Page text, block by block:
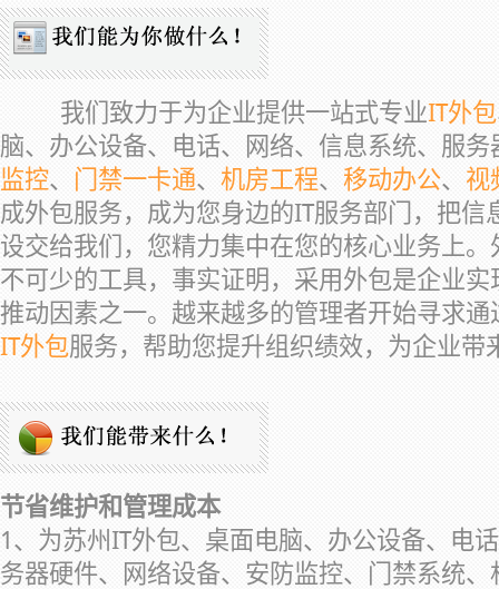
我们致力于为企业提供一站式专业IT外包
脑、办公设备、电话、网络、信息系统、服
监控、 门禁一卡通、 机房工程、 移动办公、 视
成外包服务，成为您身边的IT服务部门，把信
设交给我们，您精力集中在您的核心业务上
不可少的工具，事实证明，采用外包是企业
推动因素之一。越来越多的管理者开始寻求通
IT外包服务，帮助您提升组织绩效，为企业带
节省维护和管理成本
1、为苏州IT外包、桌面电脑、办公设备、电
务器硬件、网络设备、安防监控、门禁系统、